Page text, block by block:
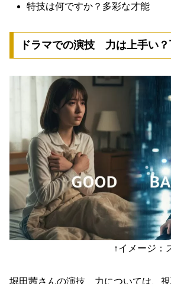
特技は何ですか？多彩な才能
ドラマでの演技 力は上手い？
↑イメージ：スター
堀田茜さんの演技 力については、